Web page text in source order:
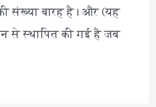
संख्या बारह है। और (यह
से स्थापित की गई है जब…